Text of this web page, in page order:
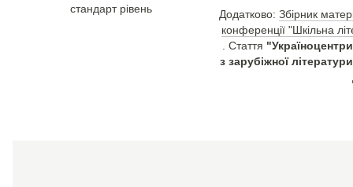
Додатково: Збірник
конференції "Шкільна
. Стаття
з зарубіжної